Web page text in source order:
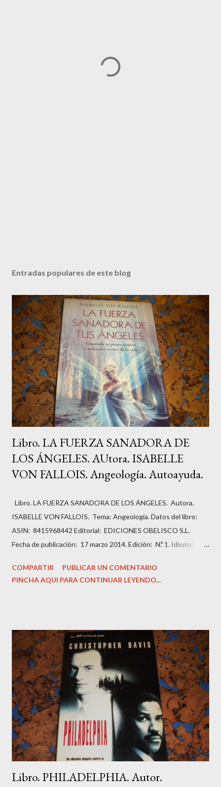
Entradas populares de este blog
Libro. LA FUERZA SANADORA DE
LOS ÁNGELES. AUtora. ISABELLE
VON FALLOIS. Angeología. Autoayuda.
Libro. LA FUERZA SANADORA DE LOS ÁNGELES. Autora.
ISABELLE VON FALLOIS. Tema: Angeología. Datos del libro:
ASIN: ‎ 8415968442 Editorial: ‎ EDICIONES OBELISCO S.L.
Fecha de publicación: ‎ 17 marzo 2014. Edición: ‎ N.º 1. Idioma: ‎
978-8415968443 Peso del producto: ‎ 499 g Dimensiones: ‎
14.99 x 2.54 x 22.86 cm Estado del libro: Muy bueno, como
romper con una pauta antigua y programar otra más positiva se
necesita un período de tiempo comprendido entre 21 y 28 días.
A partir de entonces, se forman en el cerebro nuevas vías
neuronales, y, por ende, otras creencias positivas que nos
ayudan a alcanzar nuestros sueños. En tu recorrido personal a
través de este proceso de 28 días, dejarás atrás antiguas ideas y
actitudes t...
COMPARTIR
PUBLICAR UN COMENTARIO
PINCHA AQUI PARA CONTINUAR LEYENDO...
Libro. PHILADELPHIA. Autor.